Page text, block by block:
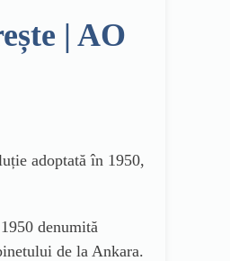
| AO
adoptată în 1950,
denumită
de la Ankara.